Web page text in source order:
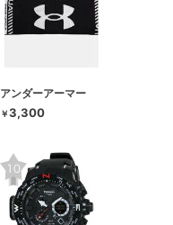
アンダーアーマー
￥3,300